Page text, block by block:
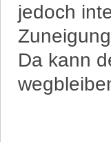
jedoch
Da kann